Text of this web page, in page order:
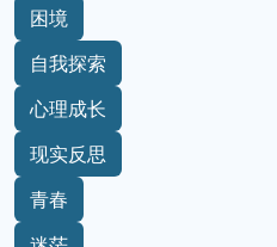
困境
自我探索
心理成长
现实反思
青春